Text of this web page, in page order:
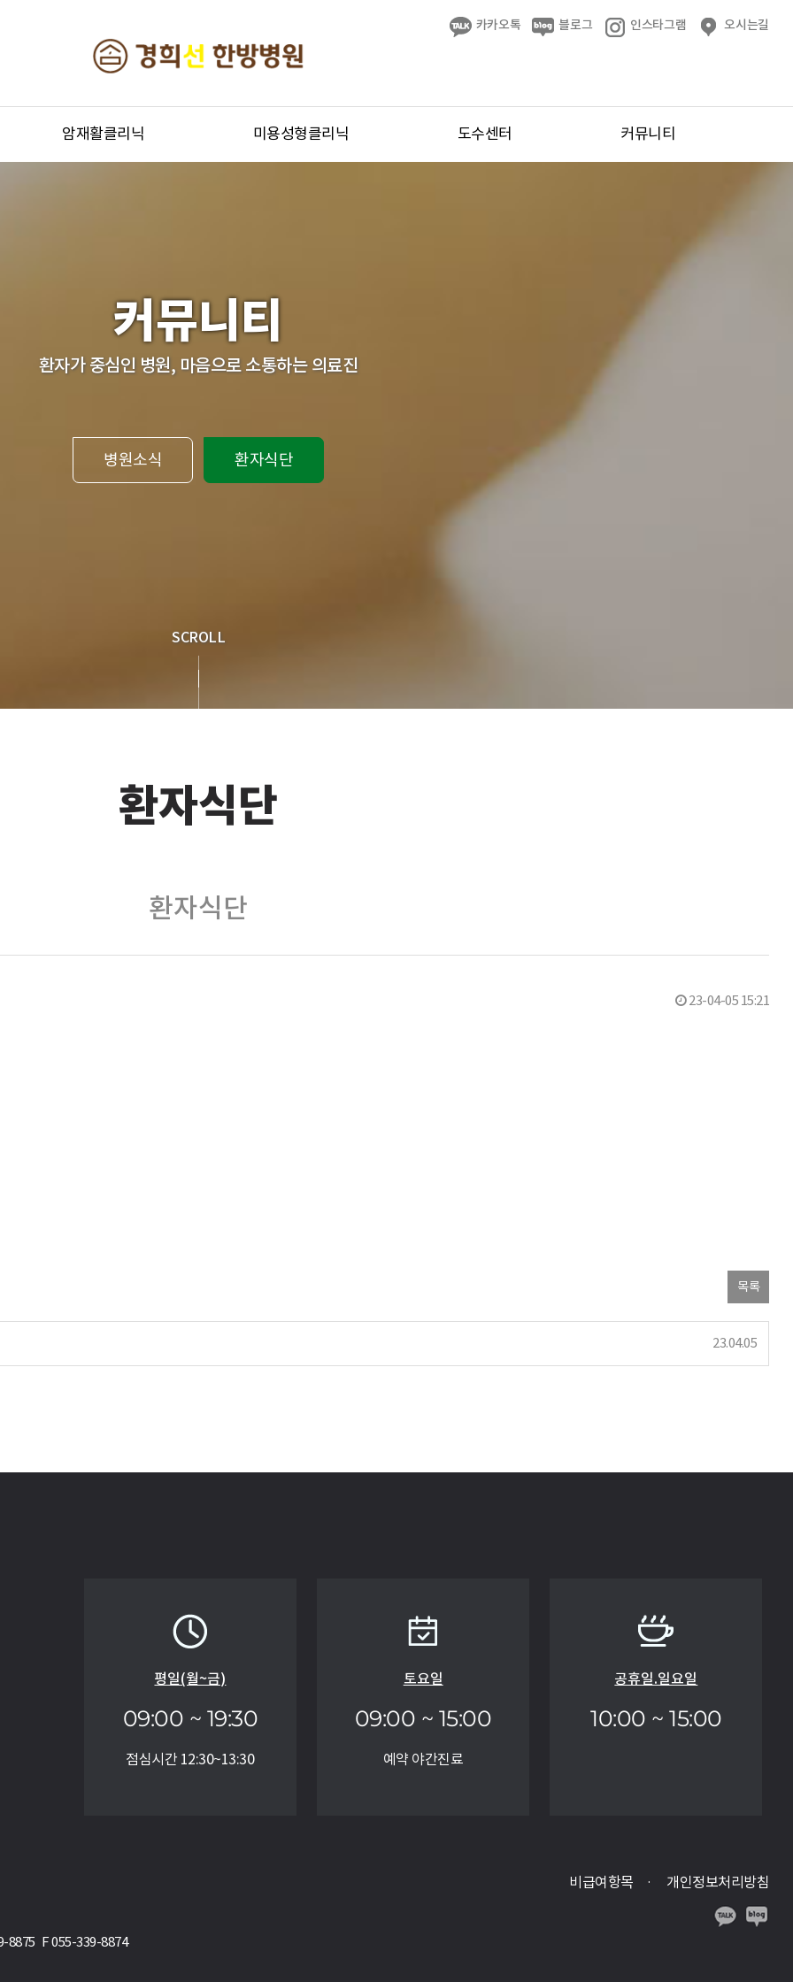
카카오톡 블로그 인스타그램 오시는길
암재활클리닉 미용성형클리닉 도수센터 커뮤니티
커뮤니티
환자가 중심인 병원, 마음으로 소통하는 의료진
병원소식 환자식단
SCROLL
환자식단
환자식단
23-04-05 15:21
목록
23.04.05
평일(월~금)
09:00 ~ 19:30
점심시간 12:30~13:30
토요일
09:00 ~ 15:00
예약 야간진료
공휴일.일요일
10:00 ~ 15:00
비급여항목 개인정보처리방침
8875 F 055-339-8874